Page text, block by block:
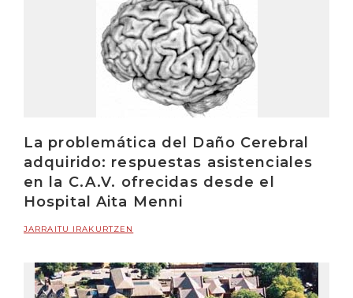
La problemática del Daño Cerebral
adquirido: respuestas asistenciales
en la C.A.V. ofrecidas desde el
Hospital Aita Menni
JARRAITU IRAKURTZEN